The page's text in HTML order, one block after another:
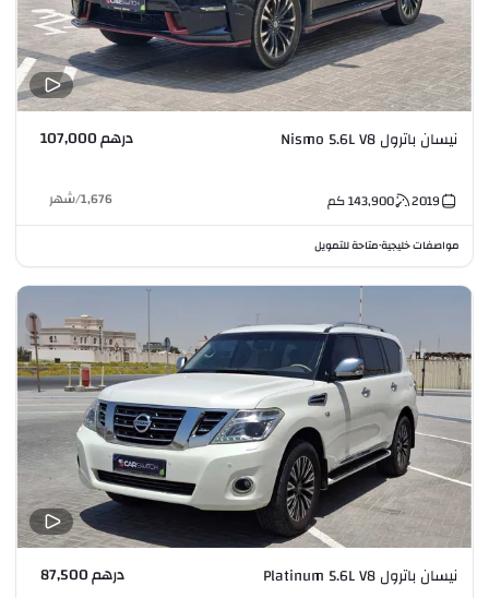
نيسان باترول Nismo 5.6L V8 درهم 107,000
2019
143,900كم 1,676
/شهر
مواصفات خليجية•متاحة للتمويل
نيسان باترول Platinum 5.6L V8 درهم 87,500